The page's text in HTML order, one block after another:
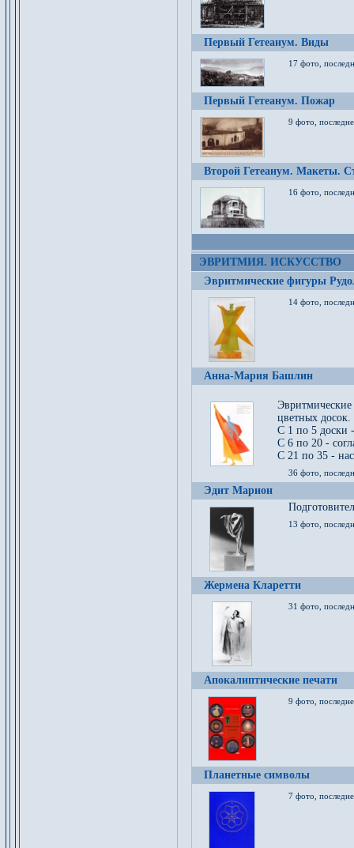
Первый Гетеанум. Виды
17 фото,
Первый Гетеанум. Пожар
9 фото,
Второй Гетеанум. Макеты.
16 фото,
ЭВРИТМИЯ. ИСКУССТВО
Эвритмические фигуры
14 фото,
Анна-Мария Башлин
цветных досок.
С 1 по 5 доски
С 6 по 20 -
С 21 по 35 -
36 фото,
Эдит Марион
13 фото,
Жермена Кларетти
31 фото,
Апокалиптические печати
9 фото,
Планетные символы
7 фото,